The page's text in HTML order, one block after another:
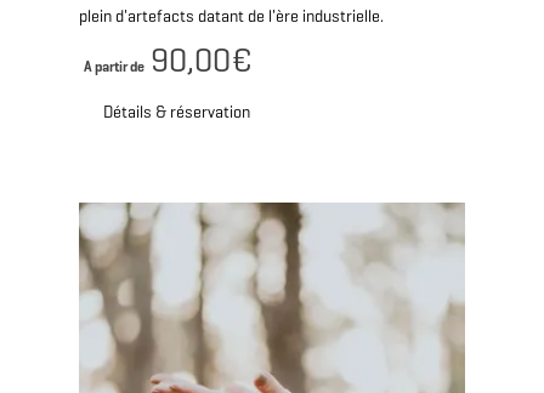
plein d'artefacts datant de l'ère industrielle.
Détails & réservation
A partir de 90,00€